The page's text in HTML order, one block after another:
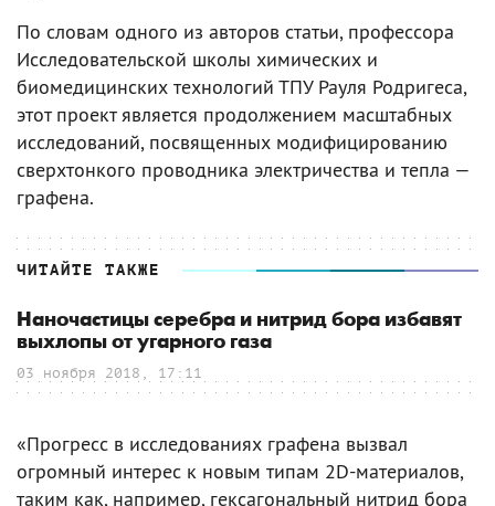
По словам одного из авторов статьи, профессора
Исследовательской школы химических и
биомедицинских технологий ТПУ Рауля Родригеса,
этот проект является продолжением масштабных
исследований, посвященных модифицированию
сверхтонкого проводника электричества и тепла —
графена.
ЧИТАЙТЕ ТАКЖЕ
Наночастицы серебра и нитрид бора избавят
выхлопы от угарного газа
03 ноября 2018, 17:11
«Прогресс в исследованиях графена вызвал
огромный интерес к новым типам 2D-материалов,
таким как, например, гексагональный нитрид бора